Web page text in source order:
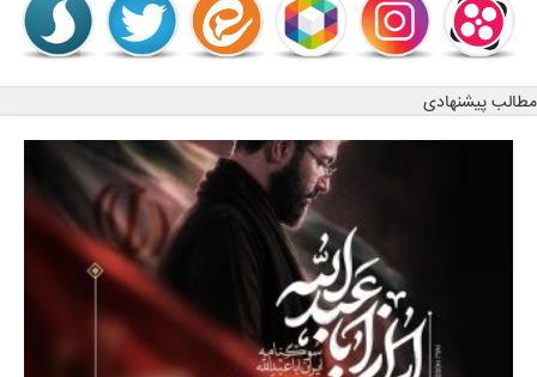
مطالب پیشنهادی